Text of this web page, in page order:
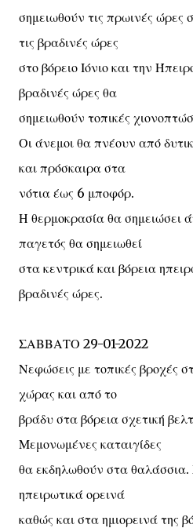
σημειωθούν τις πρωινές
τις βραδινές ώρες
στο βόρειο Ιόνιο και την
βραδινές ώρες θα
σημειωθούν τοπικές
Οι άνεμοι θα πνέουν από
και πρόσκαιρα στα
νότια έως 6 μποφόρ.
Η θερμοκρασία θα σημειώσει
παγετός θα σημειωθεί
στα κεντρικά και βόρεια
βραδινές ώρες.
ΣΑΒΒΑΤΟ 29-01-2022
Νεφώσεις με τοπικές βροχές
χώρας και από το
βράδυ στα βόρεια σχετική
Μεμονωμένες καταιγίδες
θα εκδηλωθούν στα
ηπειρωτικά ορεινά
καθώς και στα ημιορεινά της